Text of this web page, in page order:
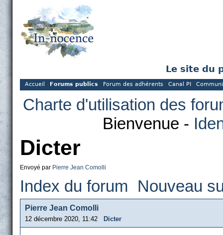
Le site du
Accueil Forums publics Forum des adhérents Canal PI
Charte d'utilisation des
Bienvenue -
Dicter
Envoyé par Pierre Jean Comolli
Index du forum Nouveau
Pierre Jean Comolli
12 décembre 2020, 11:42 Dicter